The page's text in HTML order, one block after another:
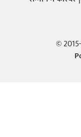
©